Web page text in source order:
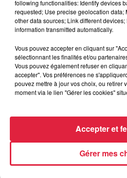
À découvrir
following functionalities: Identify devices
requested; Use precise geolocation data;
other data sources; Link different
information transmitted automatically.
Vous pouvez accepter en cliquant sur
sélectionnant les finalités et/ou
Vous pouvez également refuser en
accepter". Vos préférences ne
pouvez mettre à jour vos choix, ou retirer
moment via le lien "Gérer les cookies"
Gérer mes
Accepter et